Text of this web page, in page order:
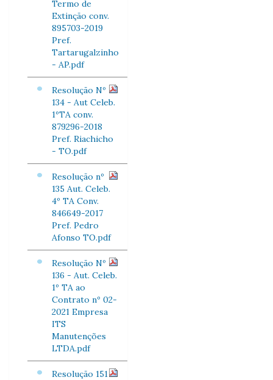
Termo de
Extinção conv.
895703-2019
Pref.
Tartarugalzinho
- AP.pdf
Resolução Nº
134 - Aut Celeb.
1ºTA conv.
879296-2018
Pref. Riachicho
- TO.pdf
Resolução nº
135 Aut. Celeb.
4º TA Conv.
846649-2017
Pref. Pedro
Afonso TO.pdf
Resolução Nº
136 - Aut. Celeb.
1º TA ao
Contrato nº 02-
2021 Empresa
ITS
Manutenções
LTDA.pdf
Resolução 151